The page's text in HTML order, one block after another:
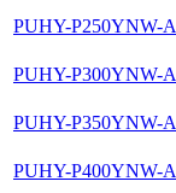
PUHY-P250YNW-A
PUHY-P300YNW-A
PUHY-P350YNW-A
PUHY-P400YNW-A